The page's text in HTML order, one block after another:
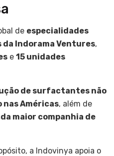
de especialidades
Indorama Ventures,
e 15 unidades
de surfactantes não
nas Américas, além de
maior companhia de
a Indovinya apoia o